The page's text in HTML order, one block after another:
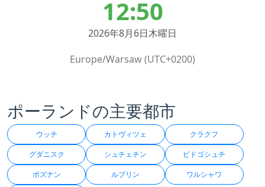
12:50
2026年8月6日木曜日
Europe/Warsaw (UTC+0200)
ポーランドの主要都市
ウッチ カトヴィツェ クラクフ
グダニスク シュチェチン ビドゴシュチ
ポズナン ルブリン ワルシャワ